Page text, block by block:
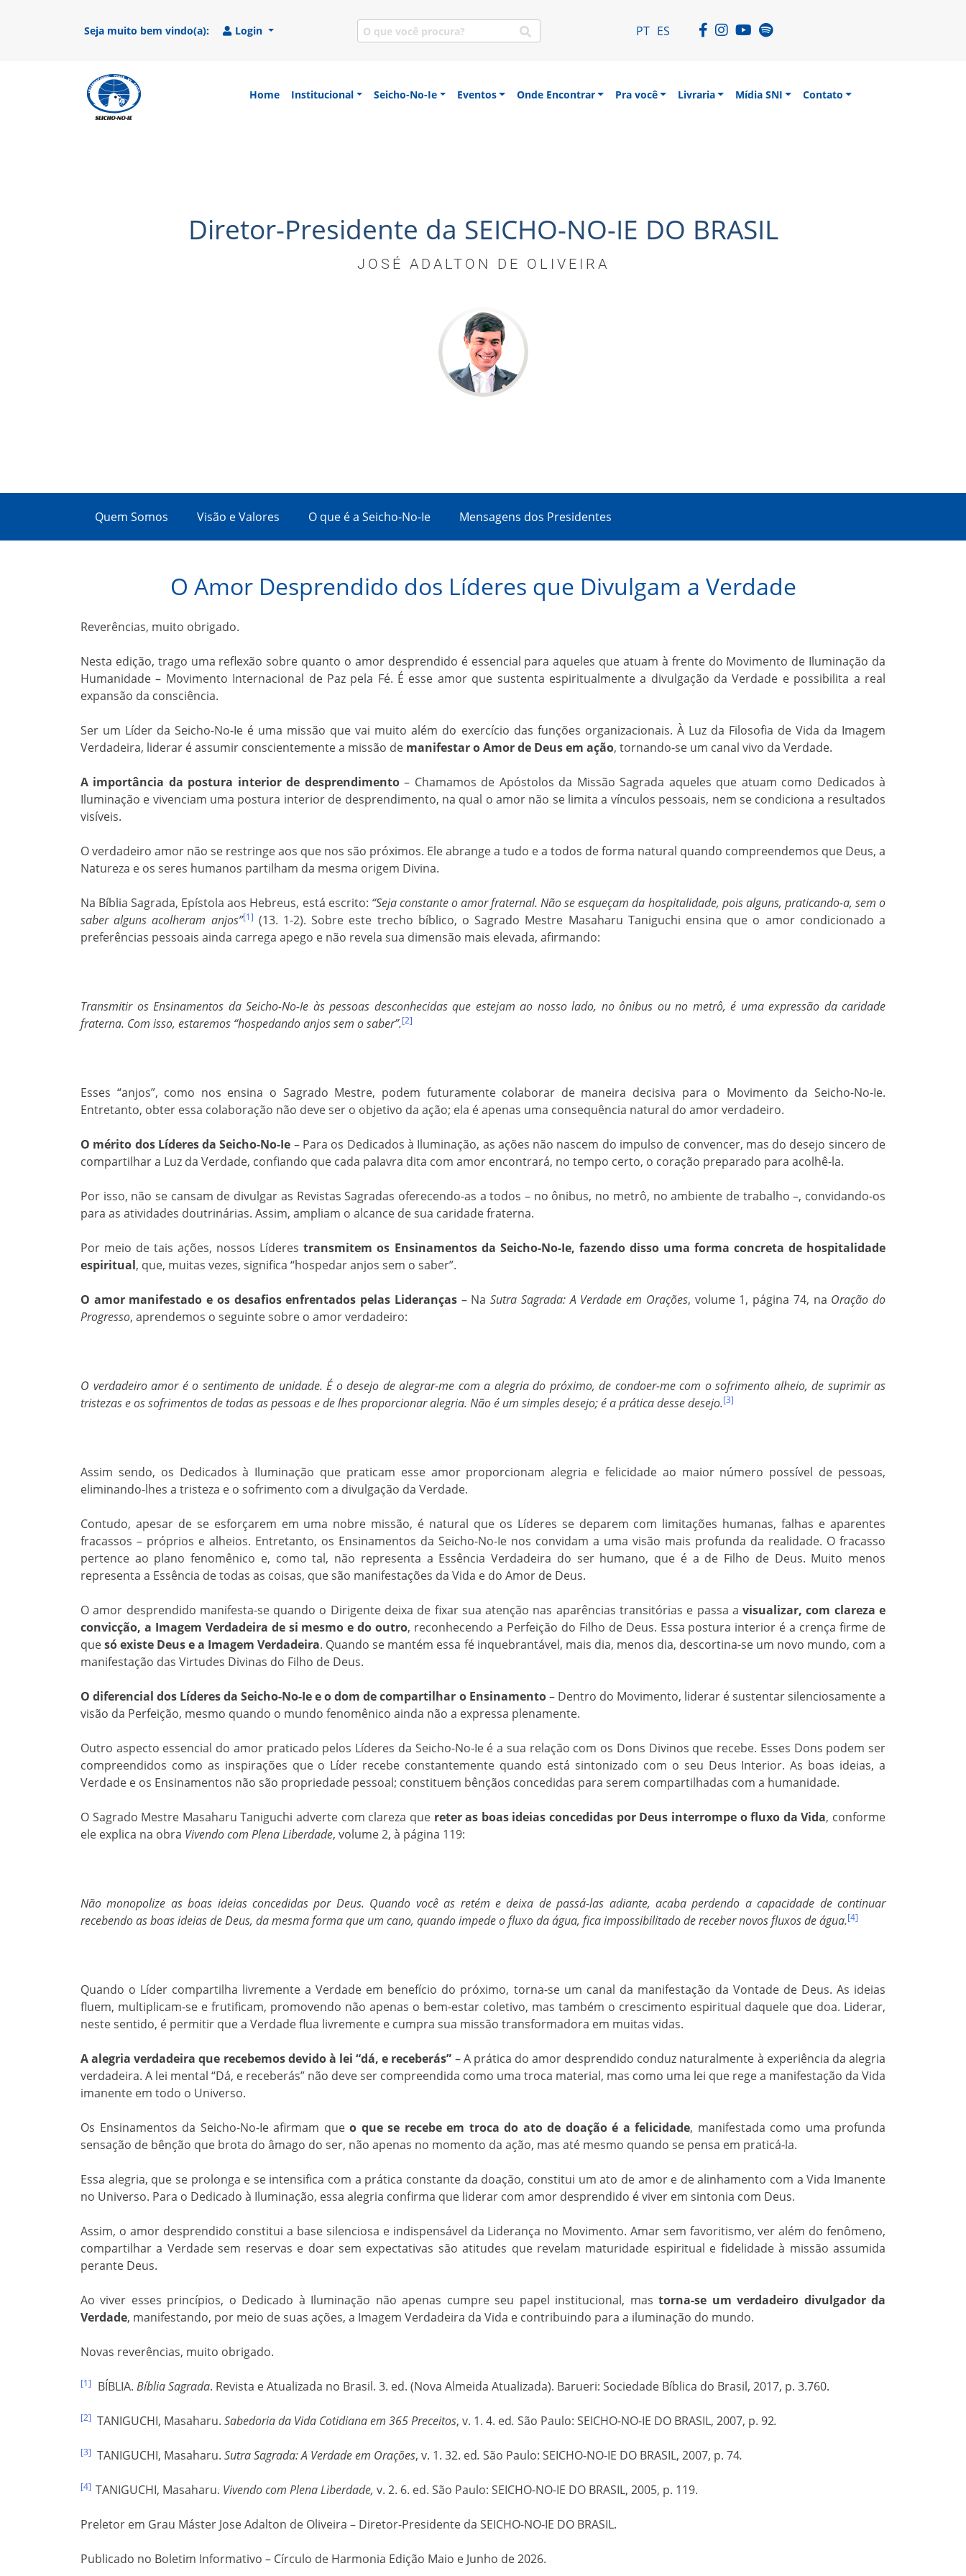
Seja muito bem vindo(a): Login PT ES
Home Institucional Seicho-No-Ie Eventos Onde Encontrar Pra você Livraria Mídia SNI Contato
Diretor-Presidente da SEICHO-NO-IE DO BRASIL
JOSÉ ADALTON DE OLIVEIRA
Quem Somos Visão e Valores O que é a Seicho-No-Ie Mensagens dos Presidentes
O Amor Desprendido dos Líderes que Divulgam a Verdade
Reverências, muito obrigado.
Nesta edição, trago uma reflexão sobre quanto o amor desprendido é essencial para aqueles que atuam à frente do Movimento de Iluminação da
Humanidade – Movimento Internacional de Paz pela Fé. É esse amor que sustenta espiritualmente a divulgação da Verdade e possibilita a real
expansão da consciência.
Ser um Líder da Seicho-No-Ie é uma missão que vai muito além do exercício das funções organizacionais. À Luz da Filosofia de Vida da Imagem
Verdadeira, liderar é assumir conscientemente a missão de manifestar o Amor de Deus em ação, tornando-se um canal vivo da Verdade.
A importância da postura interior de desprendimento– Chamamos de Apóstolos da Missão Sagrada aqueles que atuam como Dedicados à
Iluminação e vivenciam uma postura interior de desprendimento, na qual o amor não se limita a vínculos pessoais, nem se condiciona a resultados
visíveis.
O verdadeiro amor não se restringe aos que nos são próximos. Ele abrange a tudo e a todos de forma natural quando compreendemos que Deus, a
Natureza e os seres humanos partilham da mesma origem Divina.
Na Bíblia Sagrada, Epístola aos Hebreus, está escrito: “Seja constante o amor fraternal. Não se esqueçam da hospitalidade, pois alguns, praticando-a, sem o
saber alguns acolheram anjos”[1] (13. 1-2). Sobre este trecho bíblico, o Sagrado Mestre Masaharu Taniguchi ensina que o amor condicionado a
preferências pessoais ainda carrega apego e não revela sua dimensão mais elevada, afirmando:
Transmitir os Ensinamentos da Seicho-No-Ie às pessoas desconhecidas que estejam ao nosso lado, no ônibus ou no metrô, é uma expressão da caridade
fraterna. Com isso, estaremos “hospedando anjos sem o saber”.[2]
Esses “anjos”, como nos ensina o Sagrado Mestre, podem futuramente colaborar de maneira decisiva para o Movimento da Seicho-No-Ie.
Entretanto, obter essa colaboração não deve ser o objetivo da ação; ela é apenas uma consequência natural do amor verdadeiro.
O mérito dos Líderes da Seicho-No-Ie – Para os Dedicados à Iluminação, as ações não nascem do impulso de convencer, mas do desejo sincero de
compartilhar a Luz da Verdade, confiando que cada palavra dita com amor encontrará, no tempo certo, o coração preparado para acolhê-la.
Por isso, não se cansam de divulgar as Revistas Sagradas oferecendo-as a todos – no ônibus, no metrô, no ambiente de trabalho –, convidando-os
para as atividades doutrinárias. Assim, ampliam o alcance de sua caridade fraterna.
Por meio de tais ações, nossos Líderestransmitem os Ensinamentos da Seicho-No-Ie, fazendo disso uma forma concreta de hospitalidade
espiritual, que, muitas vezes, significa “hospedar anjos sem o saber”.
O amor manifestado e os desafios enfrentados pelas Lideranças– NaSutra Sagrada: A Verdade em Orações, volume 1, página 74, na Oração do
Progresso, aprendemos o seguinte sobre o amor verdadeiro:
O verdadeiro amor é o sentimento de unidade. É o desejo de alegrar-me com a alegria do próximo, de condoer-me com o sofrimento alheio, de suprimir as
tristezas e os sofrimentos de todas as pessoas e de lhes proporcionar alegria. Não é um simples desejo; é a prática desse desejo.[3]
Assim sendo, os Dedicados à Iluminação que praticam esse amor proporcionam alegria e felicidade ao maior número possível de pessoas,
eliminando-lhes a tristeza e o sofrimento com a divulgação da Verdade.
Contudo, apesar de se esforçarem em uma nobre missão, é natural que os Líderes se deparem com limitações humanas, falhas e aparentes
fracassos – próprios e alheios. Entretanto, os Ensinamentos da Seicho-No-Ie nos convidam a uma visão mais profunda da realidade. O fracasso
pertence ao plano fenomênico e, como tal, não representa a Essência Verdadeira do ser humano, que é a de Filho de Deus. Muito menos
representa a Essência de todas as coisas, que são manifestações da Vida e do Amor de Deus.
O amor desprendido manifesta-se quando o Dirigente deixa de fixar sua atenção nas aparências transitórias e passa avisualizar, com clareza e
convicção, a Imagem Verdadeira de si mesmo e do outro, reconhecendo a Perfeição do Filho de Deus. Essa postura interior é a crença firme de
quesó existe Deus e a Imagem Verdadeira. Quando se mantém essa fé inquebrantável, mais dia, menos dia, descortina-se um novo mundo, com a
manifestação das Virtudes Divinas do Filho de Deus.
O diferencial dos Líderes da Seicho-No-Ie e o dom de compartilhar o Ensinamento– Dentro do Movimento, liderar é sustentar silenciosamente a
visão da Perfeição, mesmo quando o mundo fenomênico ainda não a expressa plenamente.
Outro aspecto essencial do amor praticado pelos Líderes da Seicho-No-Ie é a sua relação com os Dons Divinos que recebe. Esses Dons podem ser
compreendidos como as inspirações que o Líder recebe constantemente quando está sintonizado com o seu Deus Interior. As boas ideias, a
Verdade e os Ensinamentos não são propriedade pessoal; constituem bênçãos concedidas para serem compartilhadas com a humanidade.
O Sagrado Mestre Masaharu Taniguchi adverte com clareza que reter as boas ideias concedidas por Deus interrompe o fluxo da Vida, conforme
ele explica na obra Vivendo com Plena Liberdade, volume 2, à página 119:
Não monopolize as boas ideias concedidas por Deus. Quando você as retém e deixa de passá-las adiante, acaba perdendo a capacidade de continuar
recebendo as boas ideias de Deus, da mesma forma que um cano, quando impede o fluxo da água, fica impossibilitado de receber novos fluxos de água.[4]
Quando o Líder compartilha livremente a Verdade em benefício do próximo, torna-se um canal da manifestação da Vontade de Deus. As ideias
fluem, multiplicam-se e frutificam, promovendo não apenas o bem-estar coletivo, mas também o crescimento espiritual daquele que doa. Liderar,
neste sentido, é permitir que a Verdade flua livremente e cumpra sua missão transformadora em muitas vidas.
A alegria verdadeira que recebemos devido à lei “dá, e receberás” – A prática do amor desprendido conduz naturalmente à experiência da alegria
verdadeira. A lei mental “Dá, e receberás” não deve ser compreendida como uma troca material, mas como uma lei que rege a manifestação da Vida
imanente em todo o Universo.
Os Ensinamentos da Seicho-No-Ie afirmam que o que se recebe em troca do ato de doação é a felicidade, manifestada como uma profunda
sensação de bênção que brota do âmago do ser, não apenas no momento da ação, mas até mesmo quando se pensa em praticá-la.
Essa alegria, que se prolonga e se intensifica com a prática constante da doação, constitui um ato de amor e de alinhamento com a Vida Imanente
no Universo. Para o Dedicado à Iluminação, essa alegria confirma que liderar com amor desprendido é viver em sintonia com Deus.
Assim, o amor desprendido constitui a base silenciosa e indispensável da Liderança no Movimento. Amar sem favoritismo, ver além do fenômeno,
compartilhar a Verdade sem reservas e doar sem expectativas são atitudes que revelam maturidade espiritual e fidelidade à missão assumida
perante Deus.
Ao viver esses princípios, o Dedicado à Iluminação não apenas cumpre seu papel institucional, mastorna-se um verdadeiro divulgador da
Verdade, manifestando, por meio de suas ações, a Imagem Verdadeira da Vida e contribuindo para a iluminação do mundo.
Novas reverências, muito obrigado.
[1] BÍBLIA. Bíblia Sagrada. Revista e Atualizada no Brasil. 3. ed. (Nova Almeida Atualizada). Barueri: Sociedade Bíblica do Brasil, 2017, p. 3.760.
[2] TANIGUCHI, Masaharu. Sabedoria da Vida Cotidiana em 365 Preceitos, v. 1. 4. ed. São Paulo: SEICHO-NO-IE DO BRASIL, 2007, p. 92.
[3] TANIGUCHI, Masaharu. Sutra Sagrada: A Verdade em Orações, v. 1. 32. ed. São Paulo: SEICHO-NO-IE DO BRASIL, 2007, p. 74.
[4] TANIGUCHI, Masaharu. Vivendo com Plena Liberdade, v. 2. 6. ed. São Paulo: SEICHO-NO-IE DO BRASIL, 2005, p. 119.
Preletor em Grau Máster Jose Adalton de Oliveira – Diretor-Presidente da SEICHO-NO-IE DO BRASIL.
Publicado no Boletim Informativo – Círculo de Harmonia Edição Maio e Junho de 2026.